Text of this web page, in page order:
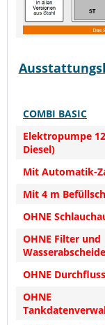
COMBI BASIC
Elektropumpe
Diesel)
Mit Automatik-
Mit 4 m
OHNE
OHNE Filter und
OHNE
OHNE